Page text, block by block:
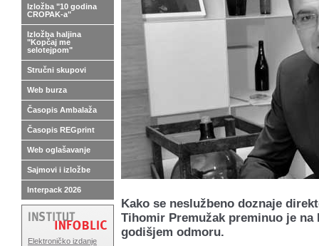
Kako se neslužbeno doznaje
Tihomir Premužak preminuo je
godišjem odmoru.
Izložba "10 godina
CROPAK-a"
Izložba haljina
"Kopčaj me
selotejpom"
Stručni skupovi
Web burza
Časopis Ambalaža
Časopis REGprint
Web oglašavanje
Sajmovi i izložbe
Interpack 2026
Elektroničko izdanje